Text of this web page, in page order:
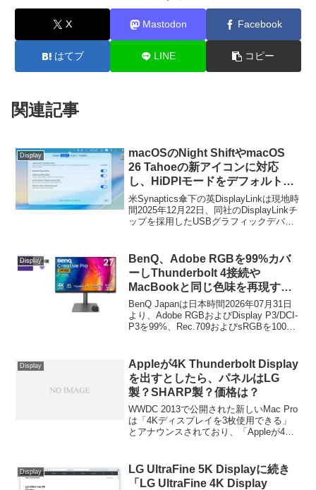
X Mastodon Facebook
はてブ LINE コピー
関連記事
Display
macOSのNight ShiftやmacOS
26 Tahoeの新アイコンに対応
し、HiDPIモードをデフォルト設
定とした「DisplayLink Manager
macOS v15.0.0」がリリース。
米Synaptics傘下の英DisplayLinkは現地時
間2025年12月22日、同社のDisplayLinkチ
ップを採用したUSBグラフィックデバイ
Manager for Mac v15.0.0」をリリースし
たと発表しています。
Display
BenQ、Adobe RGBを99%カバ
ーしThunderbolt 4接続や
MacBookと同じ色味を再現する
M-bookモードなどに対応した27
インチ4Kプロデザイナーモニタ
ー「Creative Pro PD2732U」を
BenQ Japanは日本時間2026年07月31日
より、Adobe RGBおよびDisplay P3/DCI-
P3を99%、Rec.709およびsRGBを100%
PD2732U」を新たに発売しています。
Display
Appleが4K Thunderbolt Display
を出すとしたら、パネルはLG
製？SHARP製？価格は？
WWDC 2013で公開された新しいMac Pro
は「4Kディスプレイを3枚使用できる」
とアナウンスされており、「Appleが4K
ルを製造していないので他社供給パネル
を使用するのは間違いないが、いったい
Display
LG UltraFine 5K Displayに続き
「LG UltraFine 4K Display